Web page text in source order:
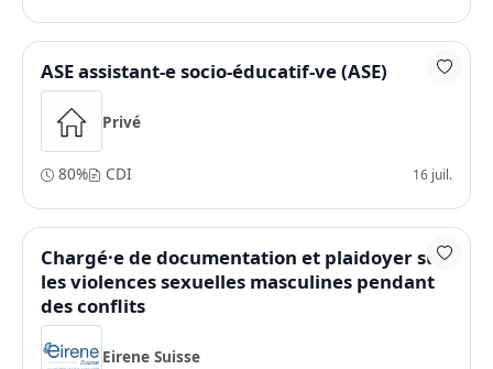
ASE assistant-e socio-éducatif-ve (ASE)
Privé
80% CDI 16 juil.
Chargé·e de documentation et plaidoyer sur
les violences sexuelles masculines pendant
des conflits
Eirene Suisse